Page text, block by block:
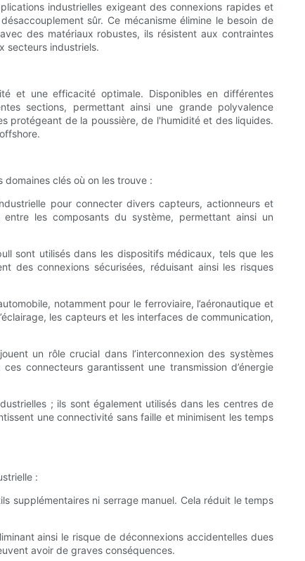
industrielles exigeant des connexions rapides et
sûr. Ce mécanisme élimine le besoin de
des matériaux robustes, ils résistent aux contraintes
secteurs industriels.
et une efficacité optimale. Disponibles en différentes
sections, permettant ainsi une grande polyvalence
protégeant de la poussière, de l'humidité et des liquides.
clés où on les trouve :
pour connecter divers capteurs, actionneurs et
les composants du système, permettant ainsi un
sont utilisés dans les dispositifs médicaux, tels que les
des connexions sécurisées, réduisant ainsi les risques
notamment pour le ferroviaire, l’aéronautique et
les capteurs et les interfaces de communication,
un rôle crucial dans l’interconnexion des systèmes
connecteurs garantissent une transmission d’énergie
; ils sont également utilisés dans les centres de
une connectivité sans faille et minimisent les temps
:
supplémentaires ni serrage manuel. Cela réduit le temps
ainsi le risque de déconnexions accidentelles dues
avoir de graves conséquences.